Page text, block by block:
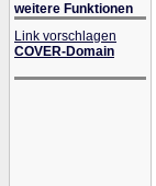
weitere Funktionen
Link vorschlagen
COVER-Domain